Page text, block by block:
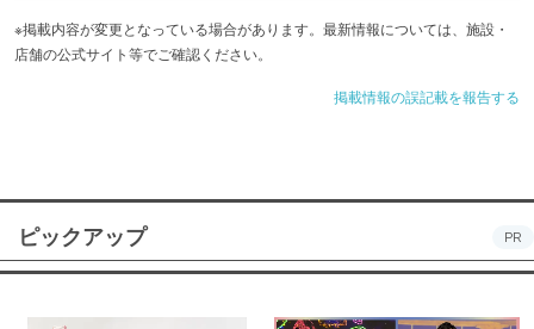
※掲載内容が変更となっている場合があります。最新情報については、施設・
店舗の公式サイト等でご確認ください。
掲載情報の誤記載を報告する
ピックアップ PR